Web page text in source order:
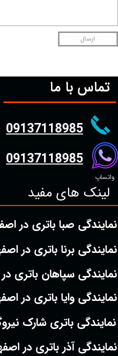
ارسال
تماس با ما
واتساپ
09137118985
09137118985
لینک های مفید
نمایندگی صبا باتری در
نمایندگی برنا باتری در
نمایندگی سپاهان باتری
نمایندگی وایا باتری در
نمایندگی آذر باتری در
نمایندگی باتری شارک